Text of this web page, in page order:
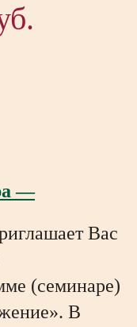
—
Вас
(семинаре)
В